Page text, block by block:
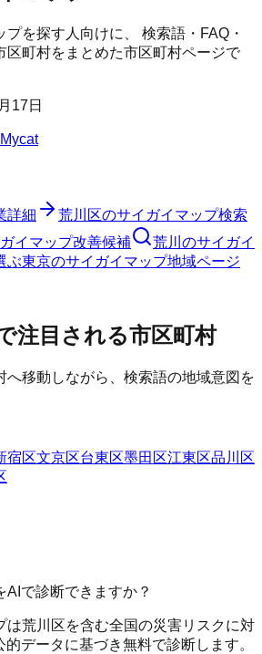
プを探す人向けに、 検索語・FAQ・
区町村をまとめた市区町村ページで
17日
詳細 荒川区のサイガイマップ検索
イマップ改善候補
荒川のサイガイ
ぶ東京のサイガイマップ地域ページ
注目される市区町村
へ移動しながら、検索語の地域意図を
宿区文京区台東区墨田区江東区品川区
で診断できますか？
は荒川区を含む全国の災害リスクに対
データに基づき無料で診断します。